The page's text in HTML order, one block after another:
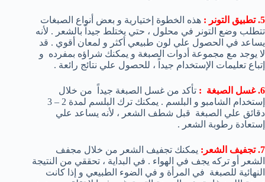
5. تطبيق التونر :
هذه الخطوة إختيارية و بعض أنواع الصبغات
تتطلب وضع التونر في محلول ، حتي يختلط جيداً بالشعر . لأنه
يساعد في الحصول علي لون طبيعي أكثر و لمعان أقوي . قد
لا يوجد مع مجموعة أدوات الصبغة و يمكنك شراؤه بمفرده و
إتباع تعليمات الإستخدام جيداً ، للحصول علي نتائج رائعة .
6. غسل الصبغة :
تأكد من غسل الصبغة جيداً من خلال
إستخدام الشامبو و البلسم . يمكنك ترك البلسم لمدة 2 – 3
دقائق علي الصبغة قبل شطف الشعر ، لأنه يساعد علي
إستعادة رطوبة الشعر .
7. تجفيف الشعر:
يمكنك تجفيف الشعر من خلال مجفف
الشعر أو تركه يجف في الهواء . في البداية ، تحققي من النتيجة
النهائية للصبغة في المرأة و في الضوء الطبيعي و إذا كانت